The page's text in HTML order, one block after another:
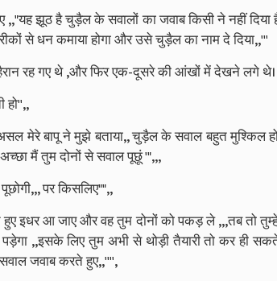
झूठ है चुड़ैल के सवालों का जवाब किसी ने नहीं दिया
से धन कमाया होगा और उसे चुड़ैल का नाम दे दिया,,'''
रह गए थे ,और फिर एक-दूसरे की आंखों में देखने लगे थे।
मेरे बापू ने मुझे बताया,, चुड़ैल के सवाल बहुत मुश्किल
मैं तुम दोनों से सवाल पूछूं '",,,
पर किसलिए"",,
इधर आ जाए और वह तुम दोनों को पकड़ ले ,,,तब तो
,,इसके लिए तुम अभी से थोड़ी तैयारी तो कर ही
सवाल जवाब करते हुए,,'''',